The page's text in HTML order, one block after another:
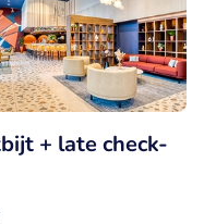
+ late check-